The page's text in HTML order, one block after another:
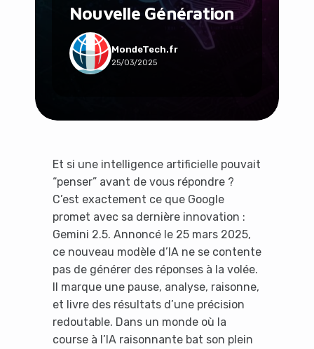
Nouvelle Génération
MondeTech.fr
25/03/2025
Et si une intelligence artificielle pouvait
“penser” avant de vous répondre ?
C’est exactement ce que Google
promet avec sa dernière innovation :
Gemini 2.5. Annoncé le 25 mars 2025,
ce nouveau modèle d’IA ne se contente
pas de générer des réponses à la volée.
Il marque une pause, analyse, raisonne,
et livre des résultats d’une précision
redoutable. Dans un monde où la
course à l’IA raisonnante bat son plein
Social & Communauté
Tech & Développement
Travail & Productivité
Voyage